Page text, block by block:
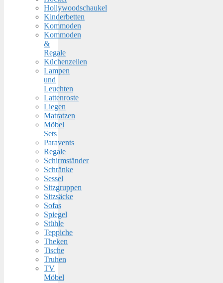
Hollywoodschaukel
Kinderbetten
Kommoden
Kommoden
&
Regale
Küchenzeilen
Lampen
und
Leuchten
Lattenroste
Liegen
Matratzen
Möbel
Sets
Paravents
Regale
Schirmständer
Schränke
Sessel
Sitzgruppen
Sitzsäcke
Sofas
Spiegel
Stühle
Teppiche
Theken
Tische
Truhen
TV
Möbel